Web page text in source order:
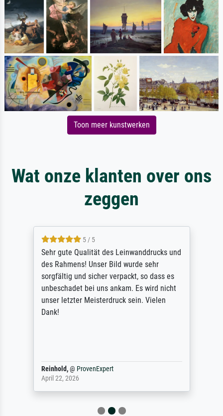
Toon meer kunstwerken
Wat onze klanten over ons
zeggen
5 / 5
Sehr gute Qualität des Leinwanddrucks und
des Rahmens! Unser Bild wurde sehr
sorgfältig und sicher verpackt, so dass es
unbeschadet bei uns ankam. Es wird nicht
unser letzter Meisterdruck sein. Vielen
Dank!
Reinhold,@ ProvenExpert
April 22, 2026